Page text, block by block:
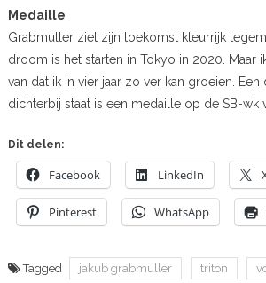
Medaille
Grabmuller ziet zijn toekomst kleurrijk
droom is het starten in Tokyo in 2020. Maar
van dat ik in vier jaar zo ver kan groeien. Een
dichterbij staat is een medaille op de SB-wk
Dit delen:
Facebook LinkedIn
Pinterest WhatsApp
Tagged jakub grabmuller triton